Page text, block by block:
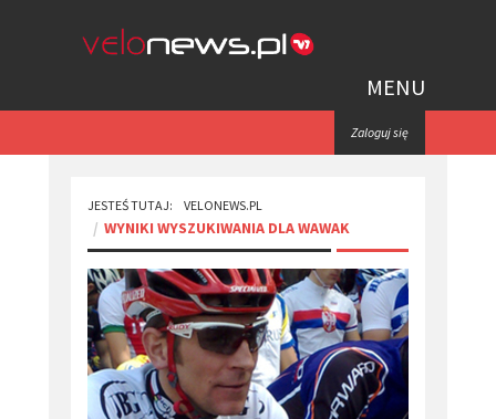
MENU
Zaloguj się
JESTEŚ TUTAJ: VELONEWS.PL
WYNIKI WYSZUKIWANIA DLA WAWAK